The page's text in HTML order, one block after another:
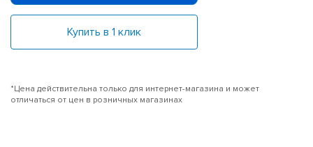
Купить в 1 клик
*Цена действительна только для интернет-магазина и может
отличаться от цен в розничных магазинах